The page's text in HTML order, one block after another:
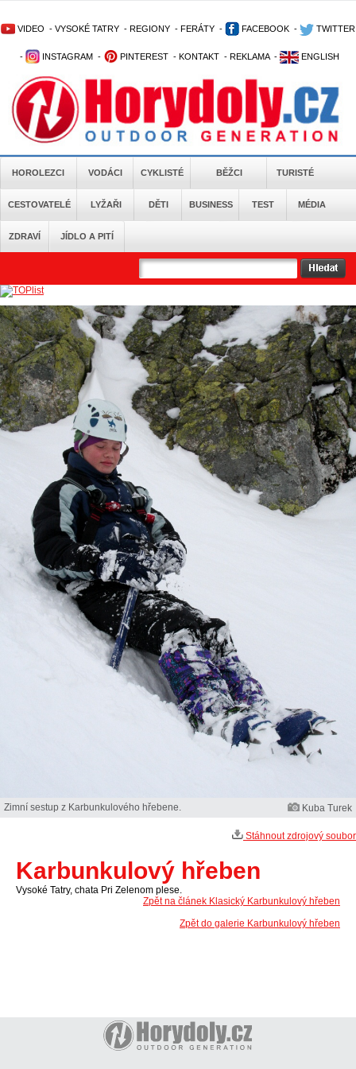
VIDEO - VYSOKÉ TATRY - REGIONY - FERÁTY - FACEBOOK - TWITTER
- INSTAGRAM - PINTEREST - KONTAKT - REKLAMA - ENGLISH
HOROLEZCI VODÁCI CYKLISTÉ BĚŽCI TURISTÉ
CESTOVATELÉ LYŽAŘI DĚTI BUSINESS TEST MÉDIA
ZDRAVÍ JÍDLO A PITÍ
Zimní sestup z Karbunkulového hřebene. Kuba Turek
Stáhnout zdrojový soubor
Karbunkulový hřeben
Vysoké Tatry, chata Pri Zelenom plese.
Zpět na článek Klasický Karbunkulový hřeben
Zpět do galerie Karbunkulový hřeben